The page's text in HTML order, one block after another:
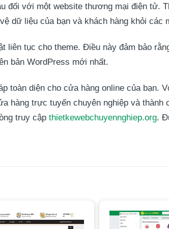
đối với một website thương mại điện tử.
dữ liệu của bạn và khách hàng khỏi các
liên tục cho theme. Điều này đảm bảo
bản WordPress mới nhất.
toàn diện cho cửa hàng online của bạn.
hàng trực tuyến chuyên nghiệp và
truy cập thietkewebchuyennghiep.org.